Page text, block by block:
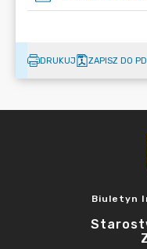
DRUKUJ ZAPISZ DO
Biuletyn